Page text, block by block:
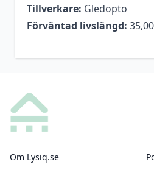
Tillverkare: Gledopto
Förväntad livslängd:
Om Lysiq.se